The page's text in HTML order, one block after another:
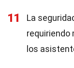
11
La
requiriendo
los